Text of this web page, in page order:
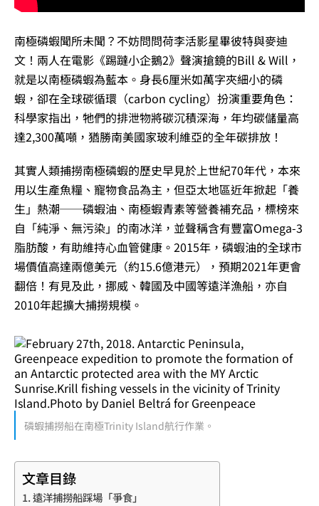
南極磷蝦聞所未聞？不妨問問荷李活影星畢彼特與麥迪
文！兩人在電影《踢躂小企鵝2》聲演搶鏡的Bill & Will，
就是以南極磷蝦為藍本。身長6厘米如萬字夾細小的磷
蝦，卻在全球碳循環（carbon cycling）扮演重要角色：
科學家指出，牠們的排泄物將碳沉積深海，年均碳儲量高
達2,300萬噸，猶勝南美國家玻利維亞的全年碳排放！
其實人類捕撈南極磷蝦的歷史早見於上世紀70年代，本來
用以生產魚糧、寵物食品為主，但亞太地區近年掀起「養
生」熱潮──磷蝦油、南極蝦青素等營養補充品，標榜來
自「純淨、無污染」的南冰洋，並聲稱含有豐富Omega-3
脂肪酸，有助維持心血管健康。2015年，磷蝦油的全球市
場價值高達兩億美元（約15.6億港元），預期2021年更會
翻倍！有見及此，挪威、韓國及中國等遠洋漁船，亦自
2010年起擴大捕撈規模。
磷蝦捕撈船在南極Trinity Island航行作業。
文章目錄
遠洋捕撈船踩場「爭食」